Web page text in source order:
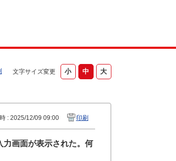
文字サイズ変更
: 2025/12/09 09:00 印刷
力画面が表示された。何